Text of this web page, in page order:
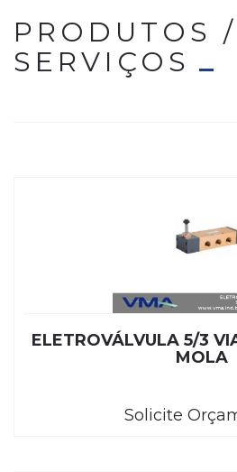
PRODUTOS /
SERVIÇOS
ELETROVÁLVULA 5/3
MOLA
Solicite